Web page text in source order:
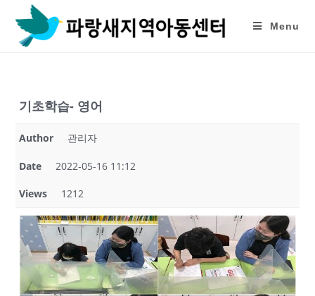
content
Menu
기초학습- 영어
Author 관리자
Date 2022-05-16 11:12
Views 1212